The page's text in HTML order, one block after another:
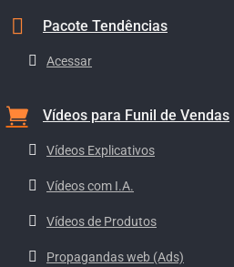
Pacote Tendências
Acessar
Vídeos para Funil de Vendas
Vídeos Explicativos
Vídeos com I.A.
Vídeos de Produtos
Propagandas web (Ads)